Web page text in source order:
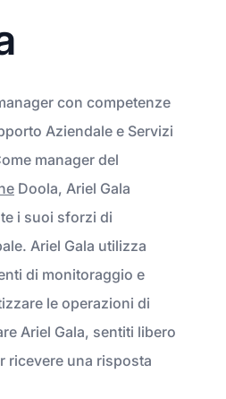
con competenze
Aziendale e Servizi
manager del
Doola, Ariel Gala
i suoi sforzi di
Ariel Gala utilizza
di monitoraggio e
le operazioni di
Ariel Gala, sentiti libero
ricevere una risposta